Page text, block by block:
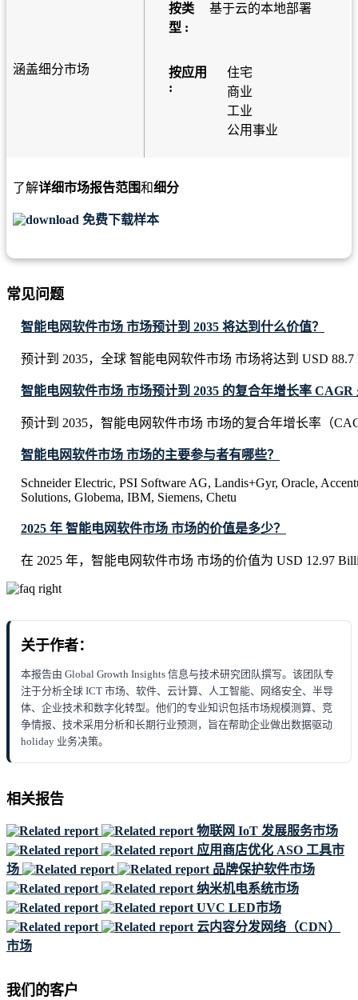
涵盖细分市场
按类
型 :
基于云的本地部署
按应用
:
住宅
商业
工业
公用事业
了解详细市场报告范围和细分
免费下载样本
常见问题
智能电网软件市场 市场预计到 2035 将达到什么价值？
预计到 2035，全球 智能电网软件市场 市场将达到 USD
智能电网软件市场 市场预计到 2035 的复合年增长率 CAGR
预计到 2035，智能电网软件市场 市场的复合年增长率（
智能电网软件市场 市场的主要参与者有哪些？
Schneider Electric, PSI Software AG, Landis+Gyr, Oracle,
Solutions, Globema, IBM, Siemens, Chetu
2025 年 智能电网软件市场 市场的价值是多少？
在 2025 年，智能电网软件市场 市场的价值为 USD 12.97
关于作者：
本报告由 Global Growth Insights 信息与技术研究团队撰写。该团队专
注于分析全球 ICT 市场、软件、云计算、人工智能、网络安全、半导
体、企业技术和数字化转型。他们的专业知识包括市场规模测算、竞
争情报、技术采用分析和长期行业预测，旨在帮助企业做出数据驱动
holiday 业务决策。
相关报告
物联网 IoT 发展服务市场
应用商店优化 ASO 工具市
场
品牌保护软件市场
纳米机电系统市场
UVC LED市场
云内容分发网络（CDN）
市场
我们的客户